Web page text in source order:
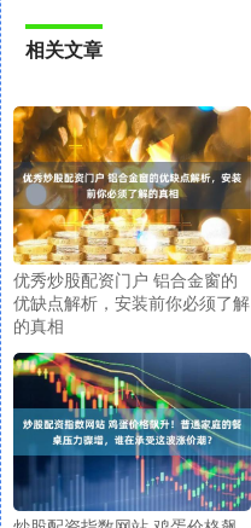
相关文章
优秀炒股配资门户 铝合金窗的
优缺点解析，安装前你必须了解
的真相